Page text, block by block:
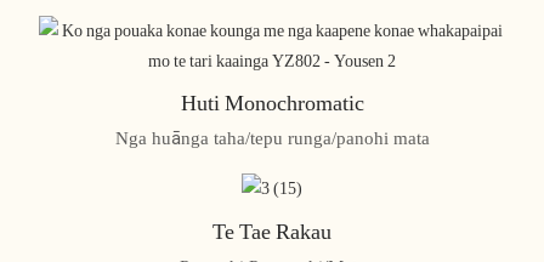
Huti Monochromatic
Nga huānga taha/tepu runga/panohi mata
Te Tae Rakau